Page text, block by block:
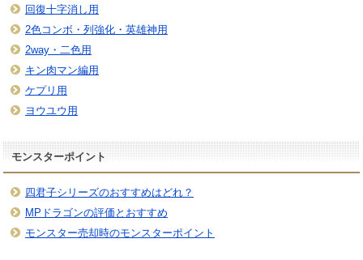
回復十字消し用
2色コンボ・列強化・英雄神用
2way・二色用
キン肉マン編用
ケプリ用
ヨウユウ用
モンスターポイント
四君子シリーズのおすすめはどれ？
MPドラゴンの評価とおすすめ
モンスター売却時のモンスターポイント